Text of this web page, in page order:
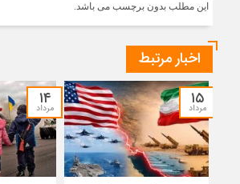
این مطلب بدون برچسب می باشد.
اخبار مرتبط
۱۵
مرداد ۱۴
مرداد